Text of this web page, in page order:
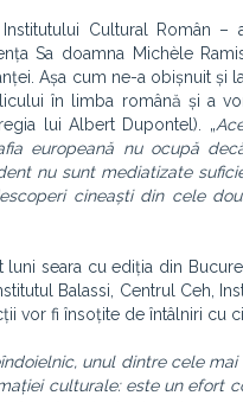
Cultural Român –
Sa doamna Michèle
Așa cum ne-a obișnuit și
în limba română și a
lui Albert Dupontel). „
europeană nu ocupă
nu sunt mediatizate
cineaști din cele
luni seara cu ediția din
Balassi, Centrul Ceh,
vor fi însoțite de întâlniri cu
unul dintre cele
culturale: este un efort